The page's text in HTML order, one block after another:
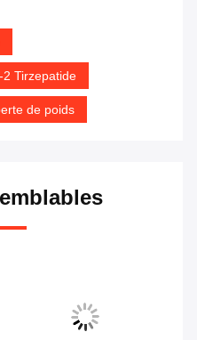
Tirzepatide
de poids